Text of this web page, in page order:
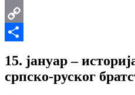
Email
Copy
15. јануар –
српско-руског